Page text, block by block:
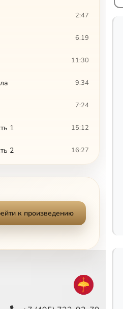
2:47
6:19
11:30
9:34
7:24
1 15:12
2 16:27
13:40
юности" 5:28
к произведению